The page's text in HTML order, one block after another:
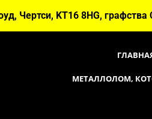
Чертси, KT16 8HG, графства
МЕТАЛЛОЛОМ,